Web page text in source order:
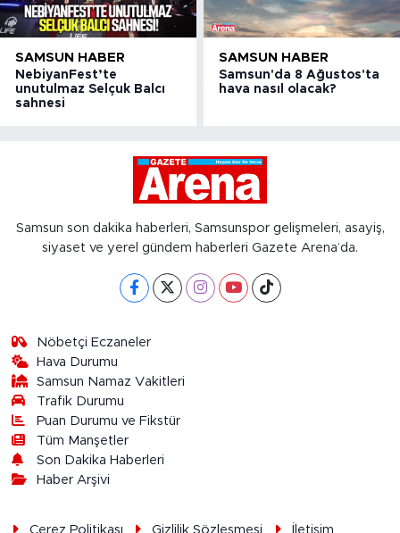
SAMSUN HABER
NebiyanFest’te
unutulmaz Selçuk Balcı
sahnesi
SAMSUN HABER
Samsun'da 8 Ağustos'ta
hava nasıl olacak?
Samsun son dakika haberleri, Samsunspor gelişmeleri, asayiş,
siyaset ve yerel gündem haberleri Gazete Arena’da.
Nöbetçi Eczaneler
Hava Durumu
Samsun Namaz Vakitleri
Trafik Durumu
Puan Durumu ve Fikstür
Tüm Manşetler
Son Dakika Haberleri
Haber Arşivi
Çerez Politikası Gizlilik Sözleşmesi İletişim